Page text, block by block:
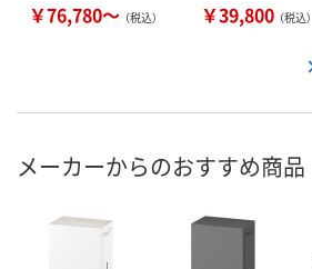
￥76,780～ （税込） ￥39,800 （税込）
メーカーからのおすすめ商品